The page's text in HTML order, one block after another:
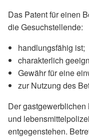
Das Patent für einen
die Gesuchstellende:
handlungsfähig ist;
charakterlich
Gewähr für eine
zur Nutzung des
Der gastgewerblichen
und
entgegenstehen.